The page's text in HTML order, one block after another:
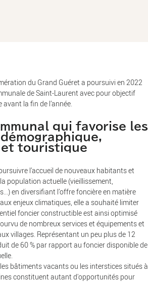
du Grand Guéret a poursuivi en 2022
de Saint-Laurent avec pour objectif
la fin de l’année.
qui favorise les
et touristique
l’accueil de nouveaux habitants et
population actuelle (vieillissement,
en diversifiant l’offre foncière en matière
enjeux climatiques, elle a souhaité limiter
foncier constructible est ainsi optimisé
de nombreux services et équipements et
villages. Représentant un peu plus de 12
de 60 % par rapport au foncier disponible de
bâtiments vacants ou les interstices situés à
constituent autant d'opportunités pour